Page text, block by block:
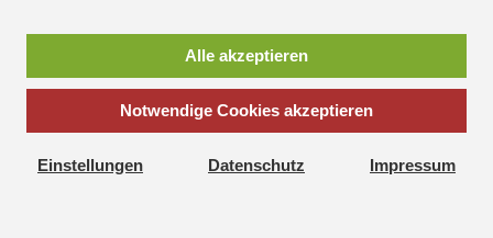
widerruflich- einverstanden, per eMail-Newsletter in regelmäßigen
Abständen über Angebote und Aktionen informiert zu werden. Die
Datenschutzerklärung mit weiteren Details habe ich zur Kenntnis
inkl. MwSt., zzgl.
Versandkosten
Alle akzeptieren
Notwendige Cookies akzeptieren
Einstellungen Datenschutz Impressum